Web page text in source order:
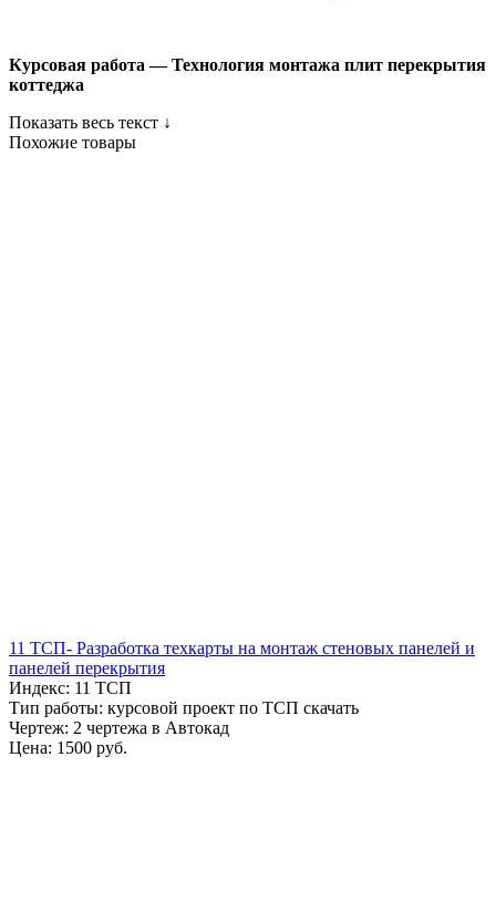
Курсовая работа — Технология монтажа плит перекрытия
коттеджа
Показать весь текст ↓
Похожие товары
11 ТСП- Разработка техкарты на монтаж стеновых панелей и
панелей перекрытия
Индекс: 11 ТСП
Тип работы: курсовой проект по ТСП скачать
Чертеж: 2 чертежа в Автокад
Цена: 1500 руб.